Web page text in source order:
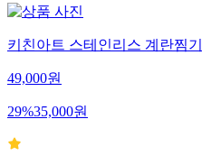
키친아트 스테인리스 계란찜
49,000원
29%35,000원